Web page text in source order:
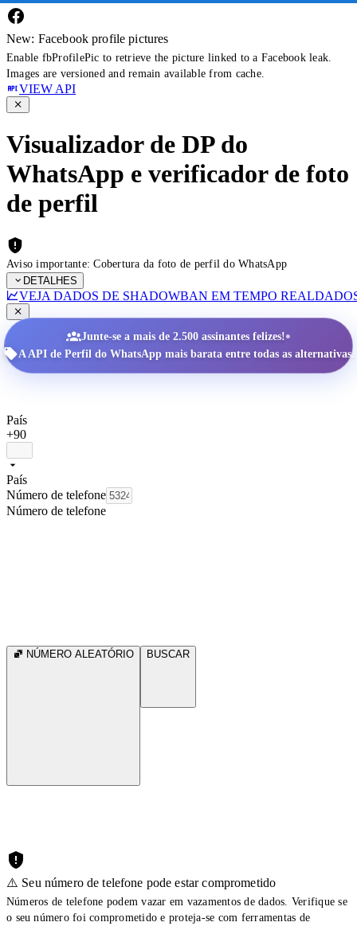
New: Facebook profile pictures
Enable fbProfilePic to retrieve the picture linked to a Facebook leak.
Images are versioned and remain available from cache.
VIEW API
Visualizador de DP do
WhatsApp e verificador de foto
de perfil
Aviso importante: Cobertura da foto de perfil do WhatsApp
DETALHES
VEJA DADOS DE SHADOWBAN EM TEMPO REAL
Junte-se a mais de 2.500 assinantes felizes!•
A API de Perfil do WhatsApp mais barata entre todas as alternativas.
País
+90
País
Número de telefone
Número de telefone
NÚMERO ALEATÓRIO BUSCAR
⚠️ Seu número de telefone pode estar comprometido
Números de telefone podem vazar em vazamentos de dados. Verifique se
o seu número foi comprometido e proteja-se com ferramentas de